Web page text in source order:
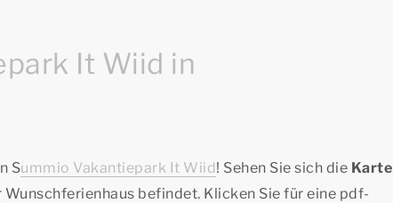
It Wiid in
Summio Vakantiepark It Wiid! Sehen Sie sich die Karte
befindet. Klicken Sie für eine pdf-